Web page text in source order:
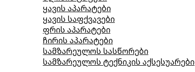
ყავის აპარატები
ყავის საფქვავები
ფრის აპარატები
ჩირის აპარატები
სამზარეულოს სასწორები
სამზარეულოს ტექნიკის აქსესუარები